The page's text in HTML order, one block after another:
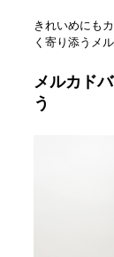
きれいめにも
く寄り添うメ
メルカド
う